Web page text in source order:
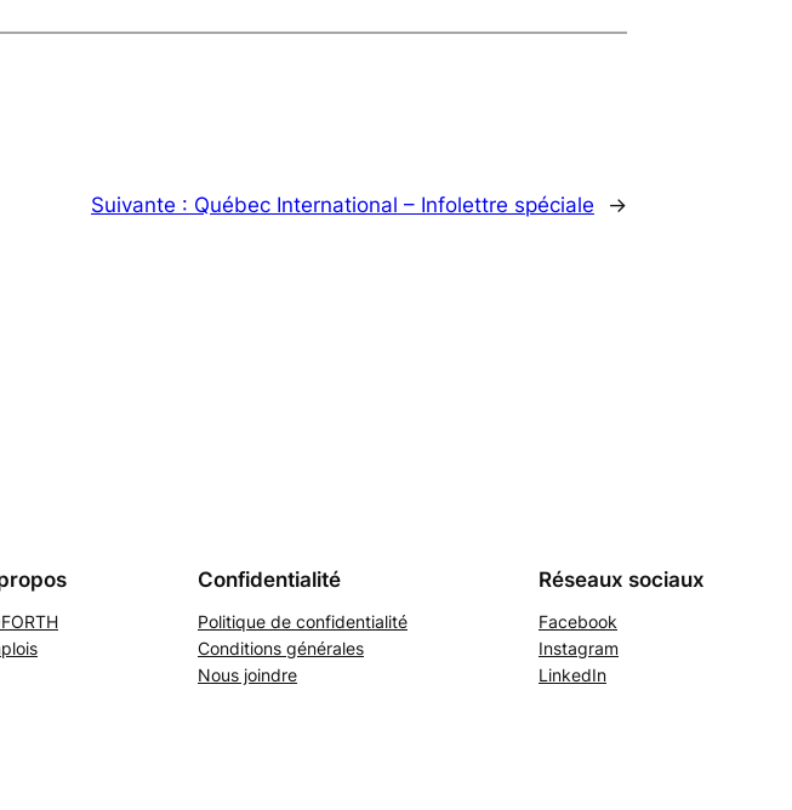
Suivante : Québec International – Infolettre spéciale →
Confidentialité
Politique de confidentialité
Conditions générales
Nous joindre
Réseaux sociaux
Facebook
Instagram
LinkedIn